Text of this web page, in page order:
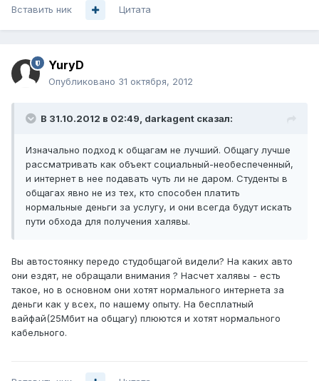
Вставить ник Цитата
YuryD
Опубликовано 31 октября, 2012
В 31.10.2012 в 02:49, darkagent сказал:
Изначально подход к общагам не лучший. Общагу лучше
рассматривать как объект социальный-необеспеченный,
и интернет в нее подавать чуть ли не даром. Студенты в
общагах явно не из тех, кто способен платить
нормальные деньги за услугу, и они всегда будут искать
пути обхода для получения халявы.
Вы автостоянку передо студобщагой видели? На каких авто
они ездят, не обращали внимания ? Насчет халявы - есть
такое, но в основном они хотят нормального интернета за
деньги как у всех, по нашему опыту. На бесплатный
вайфай(25Мбит на общагу) плюются и хотят нормального
кабельного.